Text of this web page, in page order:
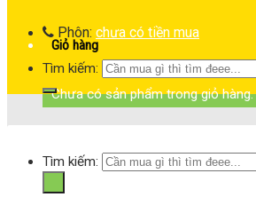
Giỏ hàng
Chưa có sản phẩm trong giỏ hàng.
Tìm kiếm:
Phôn: chưa có tiền mua
Tìm kiếm: